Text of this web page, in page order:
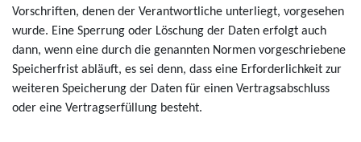
Vorschriften, denen der Verantwortliche unterliegt, vorgesehen
wurde. Eine Sperrung oder Löschung der Daten erfolgt auch
dann, wenn eine durch die genannten Normen vorgeschriebene
Speicherfrist abläuft, es sei denn, dass eine Erforderlichkeit zur
weiteren Speicherung der Daten für einen Vertragsabschluss
oder eine Vertragserfüllung besteht.